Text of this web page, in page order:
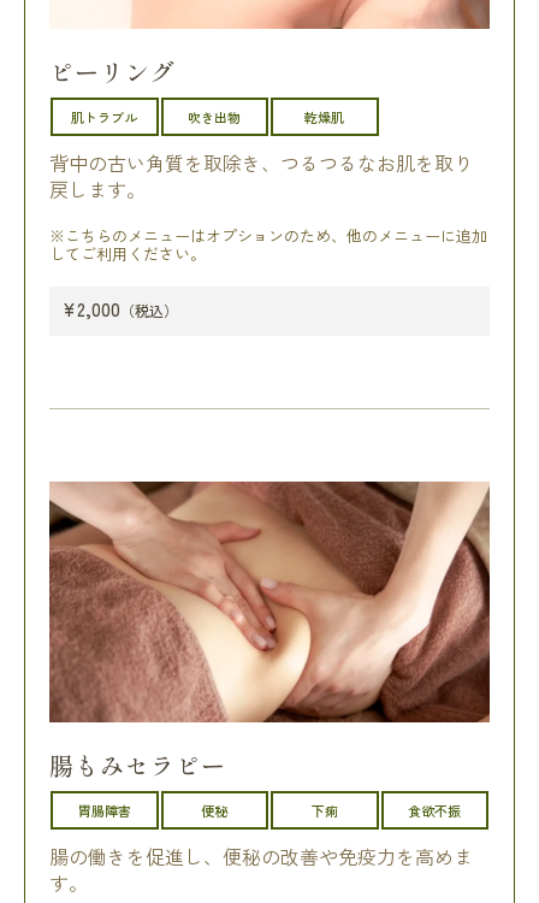
ピーリング
肌トラブル 吹き出物 乾燥肌
背中の古い角質を取除き、つるつるなお肌を取り
戻します。
※こちらのメニューはオプションのため、他のメニューに追加
してご利用ください。
¥2,000 （税込）
腸もみセラピー
胃腸障害 便秘 下痢 食欲不振
腸の働きを促進し、便秘の改善や免疫力を高めま
す。